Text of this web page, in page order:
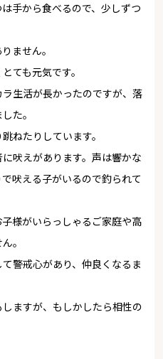
手から食べるので、少しずつ
ません。
ても元気です。
生活が長かったのですが、落
た。
ねたりしています。
吠えがあります。声は響かな
吠える子がいるので釣られて
様がいらっしゃるご家庭や高
。
警戒心があり、仲良くなるま
ますが、もしかしたら相性の